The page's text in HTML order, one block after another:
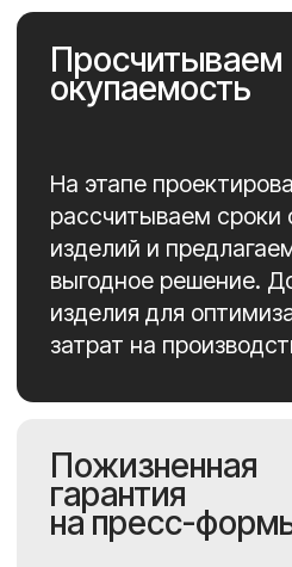
Контакты
8 (920) 616-72-48
info@engcam.ru
Заказать звонок
Адрес офиса и производства:
249800 Россия, Калужская
п.Ферзиково, улица Бычкова,